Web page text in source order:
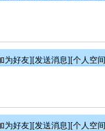
为好友][发送消息][个人空
为好友][发送消息][个人空